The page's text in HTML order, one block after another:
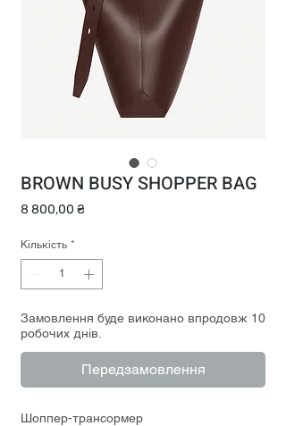
BROWN BUSY SHOPPER BAG
8 800,00 ₴Ціна
Кількість *
Замовлення буде виконано впродовж 10
робочих днів.
Передзамовлення
Шоппер-трансормер